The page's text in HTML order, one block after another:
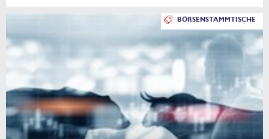
BÖRSENSTAMMTISCHE